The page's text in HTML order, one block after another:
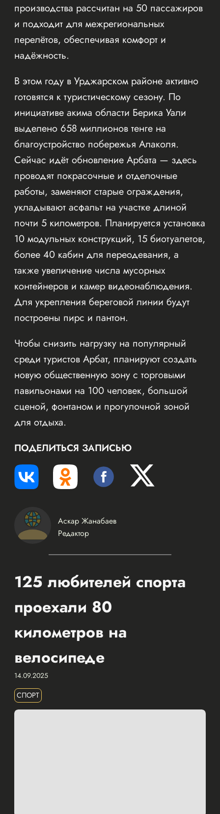
производства рассчитан на 50 пассажиров
и подходит для межрегиональных
перелётов, обеспечивая комфорт и
надёжность.
В этом году в Урджарском районе активно
готовятся к туристическому сезону. По
инициативе акима области Берика Уали
выделено 658 миллионов тенге на
благоустройство побережья Алаколя.
Сейчас идёт обновление Арбата — здесь
проводят покрасочные и отделочные
работы, заменяют старые ограждения,
укладывают асфальт на участке длиной
почти 5 километров. Планируется установка
10 модульных конструкций, 15 биотуалетов,
более 40 кабин для переодевания, а
также увеличение числа мусорных
контейнеров и камер видеонаблюдения.
Для укрепления береговой линии будут
построены пирс и пантон.
Чтобы снизить нагрузку на популярный
среди туристов Арбат, планируют создать
новую общественную зону с торговыми
павильонами на 100 человек, большой
сценой, фонтаном и прогулочной зоной
для отдыха.
ПОДЕЛИТЬСЯ ЗАПИСЬЮ
Аскар Жанабаев
Редактор
125 любителей спорта
проехали 80
километров на
велосипеде
14.09.2025
СПОРТ